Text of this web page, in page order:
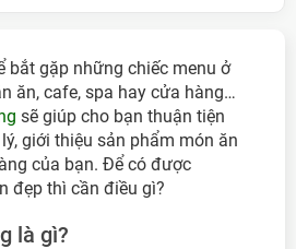
bắt gặp những chiếc menu ở
ăn, cafe, spa hay cửa hàng…
sẽ giúp cho bạn thuận tiện
giới thiệu sản phẩm món ăn
của bạn. Để có được
đẹp thì cần điều gì?
là gì?